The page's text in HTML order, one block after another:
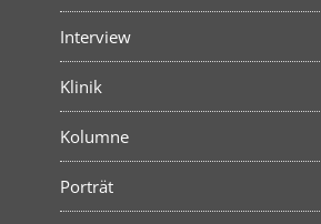
Interview
Klinik
Kolumne
Porträt